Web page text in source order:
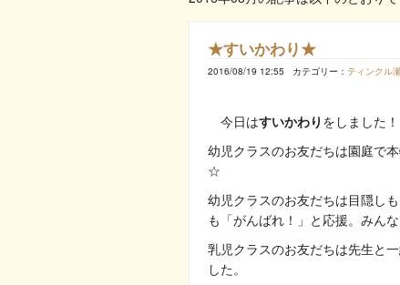
★すいかわり★
2016/08/19 12:55 カテゴリー： ティンクル
今日はすいかわり をしました！
幼児クラスのお友だちは園庭で
☆
幼児クラスのお友だちは目隠し
も「がんばれ！」と応援。みん
乳児クラスのお友だちは先生と
した。